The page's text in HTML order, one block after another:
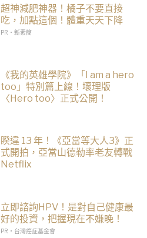
超神減肥神器！橘子不要直接
吃，加點這個！體重天天下降
PR・新素簡
《我的英雄學院》「I am a hero
too」特別篇上線！壞理版
〈Hero too〉正式公開！
睽違 13 年！《亞當等大人3》正
式開拍，亞當山德勒率老友轉戰
Netflix
立即諮詢HPV！是對自己健康最
好的投資，把握現在不嫌晚！
PR・台灣癌症基金會